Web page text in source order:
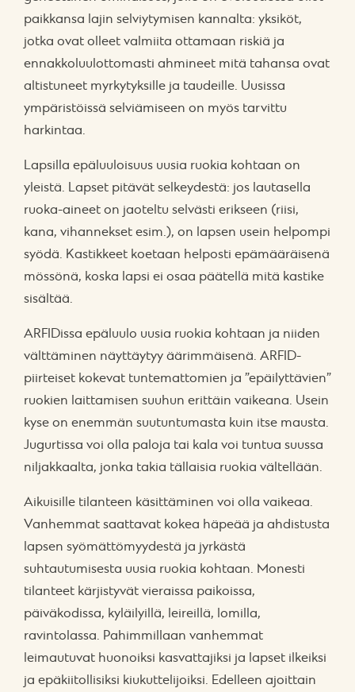
paikkansa lajin selviytymisen kannalta: yksiköt,
jotka ovat olleet valmiita ottamaan riskiä ja
ennakkoluulottomasti ahmineet mitä tahansa ovat
altistuneet myrkytyksille ja taudeille. Uusissa
ympäristöissä selviämiseen on myös tarvittu
harkintaa.
Lapsilla epäluuloisuus uusia ruokia kohtaan on
yleistä. Lapset pitävät selkeydestä: jos lautasella
ruoka-aineet on jaoteltu selvästi erikseen (riisi,
kana, vihannekset esim.), on lapsen usein helpompi
syödä. Kastikkeet koetaan helposti epämääräisenä
mössönä, koska lapsi ei osaa päätellä mitä kastike
sisältää.
ARFIDissa epäluulo uusia ruokia kohtaan ja niiden
välttäminen näyttäytyy äärimmäisenä. ARFID-
piirteiset kokevat tuntemattomien ja ”epäilyttävien”
ruokien laittamisen suuhun erittäin vaikeana. Usein
kyse on enemmän suutuntumasta kuin itse mausta.
Jugurtissa voi olla paloja tai kala voi tuntua suussa
niljakkaalta, jonka takia tällaisia ruokia vältellään.
Aikuisille tilanteen käsittäminen voi olla vaikeaa.
Vanhemmat saattavat kokea häpeää ja ahdistusta
lapsen syömättömyydestä ja jyrkästä
suhtautumisesta uusia ruokia kohtaan. Monesti
tilanteet kärjistyvät vieraissa paikoissa,
päiväkodissa, kyläilyillä, leireillä, lomilla,
ravintolassa. Pahimmillaan vanhemmat
leimautuvat huonoiksi kasvattajiksi ja lapset ilkeiksi
ja epäkiitollisiksi kiukuttelijoiksi. Edelleen ajoittain